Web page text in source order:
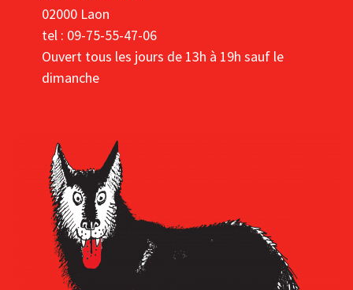
02000 Laon
tel : 09-75-55-47-06
Ouvert tous les jours de 13h à 19h sauf le
dimanche